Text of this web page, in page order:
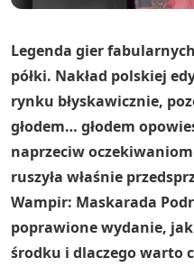
Legenda gier
półki. Nakład polskiej
rynku błyskawicznie,
głodem… głodem
naprzeciw
ruszyła właśnie
Wampir: Maskarada
poprawione wydanie,
środku i dlaczego warto